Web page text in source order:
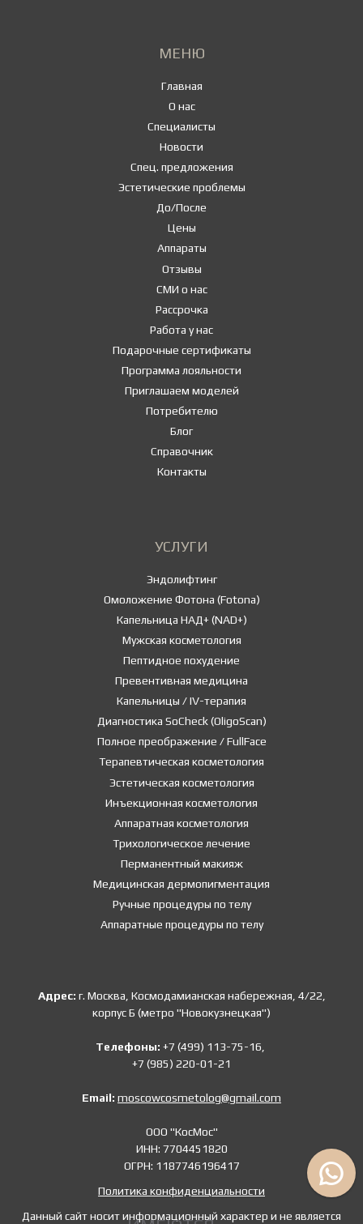
МЕНЮ
Главная
О нас
Специалисты
Новости
Спец. предложения
Эстетические проблемы
До/После
Цены
Аппараты
Отзывы
СМИ о нас
Рассрочка
Работа у нас
Подарочные сертификаты
Программа лояльности
Приглашаем моделей
Потребителю
Блог
Справочник
Контакты
УСЛУГИ
Эндолифтинг
Омоложение Фотона (Fotona)
Капельница НАД+ (NAD+)
Мужская косметология
Пептидное похудение
Превентивная медицина
Капельницы / IV-терапия
Диагностика SoCheck (OligoScan)
Полное преображение / FullFace
Терапевтическая косметология
Эстетическая косметология
Инъекционная косметология
Аппаратная косметология
Трихологическое лечение
Перманентный макияж
Медицинская дермопигментация
Ручные процедуры по телу
Аппаратные процедуры по телу
Адрес: г. Москва, Космодамианская набережная, 4/22,
корпус Б (метро "Новокузнецкая")
Телефоны: +7 (499) 113-75-16,
+7 (985) 220-01-21
Email: moscowcosmetolog@gmail.com
ООО "КосМос"
ИНН: 7704451820
ОГРН: 1187746196417
Политика конфиденциальности
Данный сайт носит информационный характер и не является